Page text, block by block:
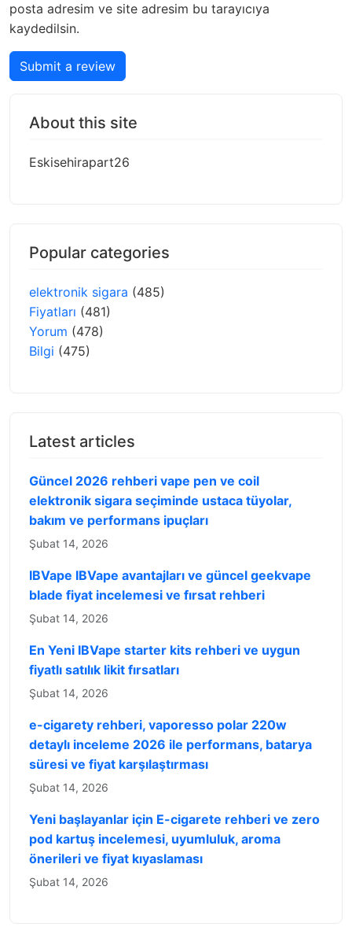
posta adresim ve site adresim bu tarayıcıya
kaydedilsin.
Submit a review
About this site
Eskisehirapart26
Popular categories
elektronik sigara (485)
Fiyatları (481)
Yorum (478)
Bilgi (475)
Latest articles
Güncel 2026 rehberi vape pen ve coil
elektronik sigara seçiminde ustaca tüyolar,
bakım ve performans ipuçları
Şubat 14, 2026
IBVape IBVape avantajları ve güncel geekvape
blade fiyat incelemesi ve fırsat rehberi
Şubat 14, 2026
En Yeni IBVape starter kits rehberi ve uygun
fiyatlı satılık likit fırsatları
Şubat 14, 2026
e-cigarety rehberi, vaporesso polar 220w
detaylı inceleme 2026 ile performans, batarya
süresi ve fiyat karşılaştırması
Şubat 14, 2026
Yeni başlayanlar için E-cigarete rehberi ve zero
pod kartuş incelemesi, uyumluluk, aroma
önerileri ve fiyat kıyaslaması
Şubat 14, 2026